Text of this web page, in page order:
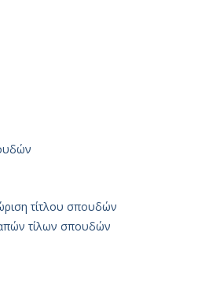
τίτλου σπουδών
τίλων σπουδών